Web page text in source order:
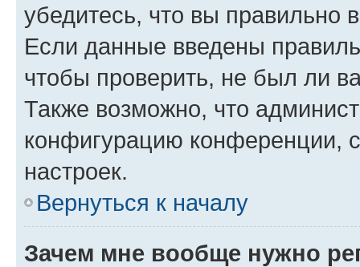
убедитесь, что вы правильно
Если данные введены
чтобы проверить, не был ли
Также возможно, что
конфигурацию конференции,
настроек.
Вернуться к началу
Зачем мне вообще нужно